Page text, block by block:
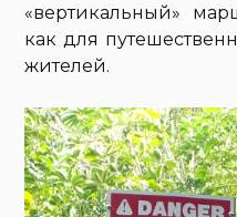
«вертикальный»
как для
жителей.